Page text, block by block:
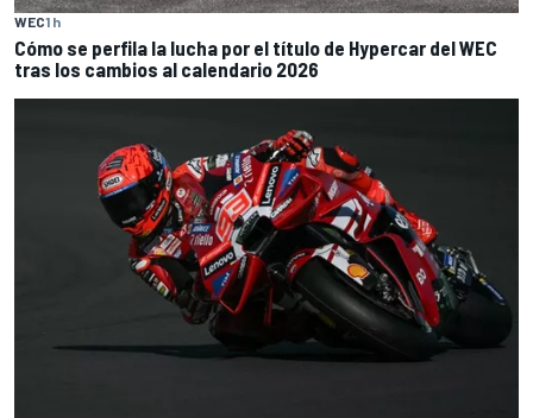
WEC1 h
Cómo se perfila la lucha por el título de Hypercar del WEC
tras los cambios al calendario 2026